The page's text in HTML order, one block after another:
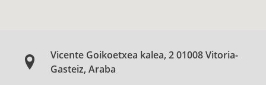
Vicente Goikoetxea kalea, 2 01008 Vitoria-
Gasteiz, Araba